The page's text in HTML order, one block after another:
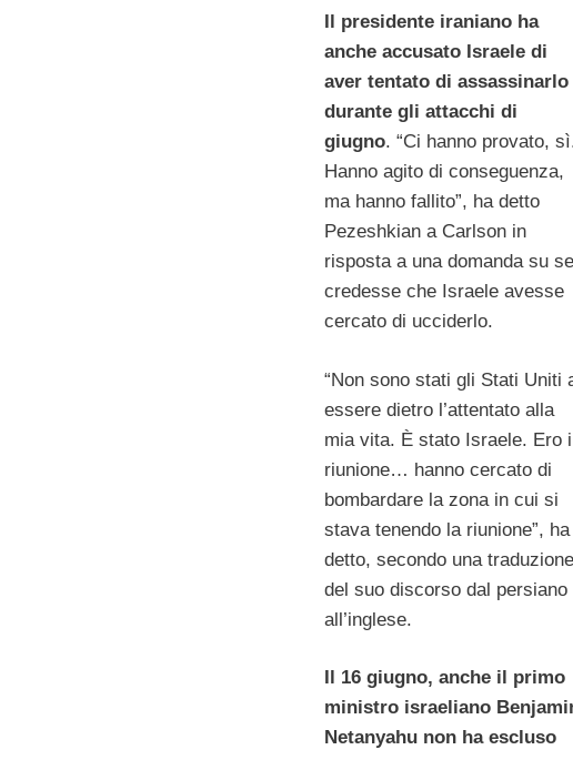
Il presidente iraniano ha
anche accusato Israele di
aver tentato di assassinarlo
durante gli attacchi di
giugno. “Ci hanno provato,
Hanno agito di conseguenza,
ma hanno fallito”, ha detto
Pezeshkian a Carlson in
risposta a una domanda su se
credesse che Israele avesse
cercato di ucciderlo.
“Non sono stati gli Stati Uniti
essere dietro l’attentato alla
mia vita. È stato Israele. Ero
riunione… hanno cercato di
bombardare la zona in cui si
stava tenendo la riunione”, ha
detto, secondo una traduzione
del suo discorso dal persiano
all’inglese.
Il 16 giugno, anche il primo
ministro israeliano
Netanyahu non ha escluso